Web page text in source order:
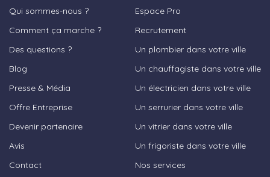
Qui sommes-nous ?
Comment ça marche ?
Des questions ?
Blog
Presse & Média
Offre Entreprise
Devenir partenaire
Avis
Contact
Espace Pro
Recrutement
Un plombier dans votre ville
Un chauffagiste dans votre ville
Un électricien dans votre ville
Un serrurier dans votre ville
Un vitrier dans votre ville
Un frigoriste dans votre ville
Nos services